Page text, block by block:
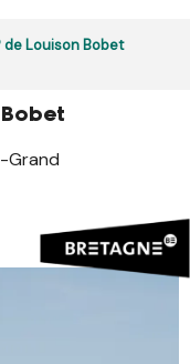
Ille-et-Vilaine et
de Louison Bobet
Bobet
Grand